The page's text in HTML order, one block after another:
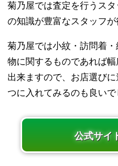
菊乃屋では査定を行うス
の知識が豊富なスタッフが
菊乃屋では小紋・訪問着
物に関するものであれば
出来ますので、お店選び
つに入れてみるのも良いで
公式サイ